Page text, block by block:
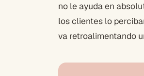
no le ayuda en
los clientes lo
va retroalimentando